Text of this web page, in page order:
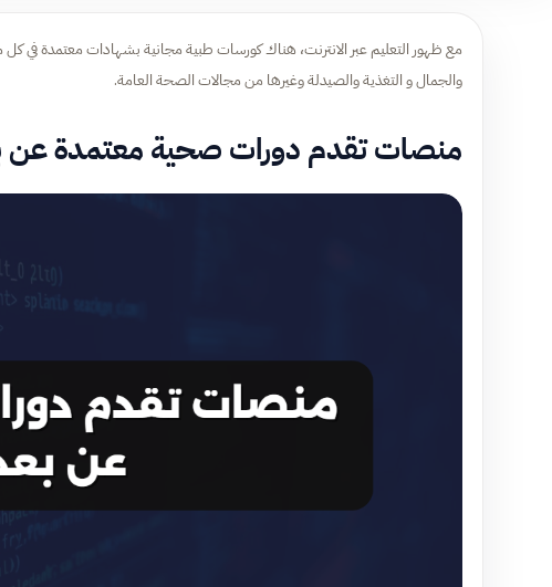
مع ظهور التعليم عبر الانترنت، هناك كورسات طبية مجانية بشهادات معتمدة
والجمال و التغذية والصيدلة وغيرها من مجالات الصحة العامة.
منصات تقدم دورات صحية معتمدة عن